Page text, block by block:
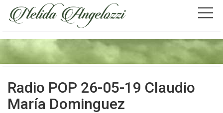
Radio POP 26-05-19 Claudio
María Dominguez